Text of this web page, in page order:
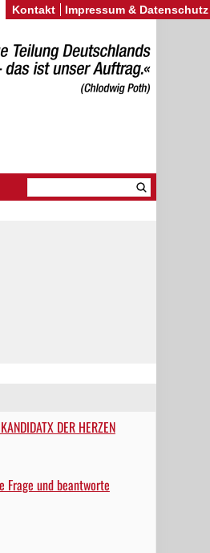
DER HERZEN
Frage und beantworte
Kontakt Impressum & Datenschutz